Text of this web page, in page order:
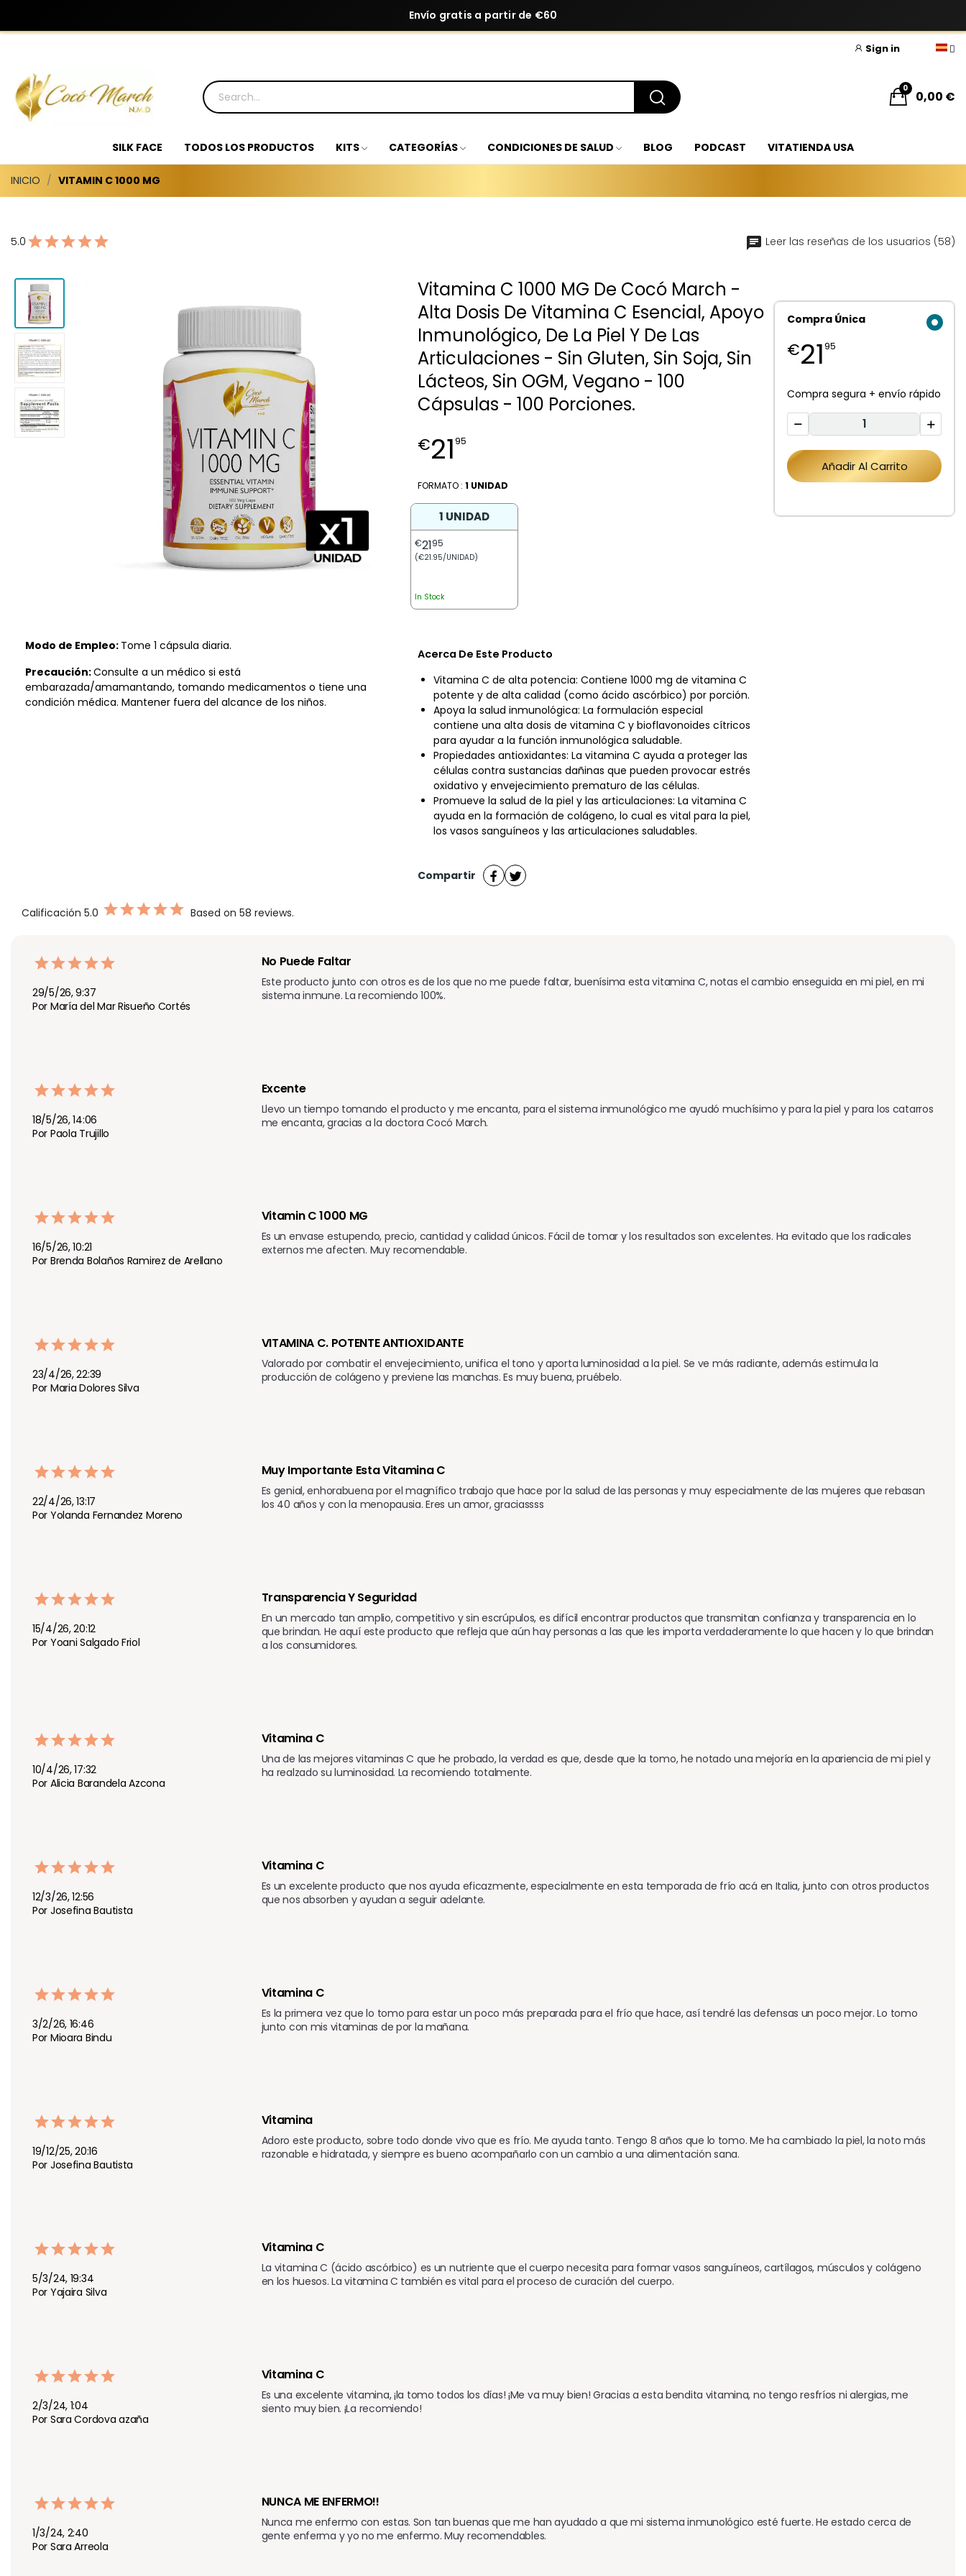
Envío gratis a partir de €60
Sign in
0,00 €
0
SILK FACE TODOS LOS PRODUCTOS KITS CATEGORÍAS CONDICIONES DE SALUD BLOG PODCAST VITATIENDA USA
INICIO VITAMIN C 1000 MG
5.0 Leer las reseñas de los usuarios (58)
Modo de Empleo: Tome 1 cápsula diaria.
Precaución:Consulte a un médico si está
embarazada/amamantando, tomando medicamentos o tiene una
condición médica. Mantener fuera del alcance de los niños.
Vitamina C 1000 MG De Cocó March -
Alta Dosis De Vitamina C Esencial, Apoyo
Inmunológico, De La Piel Y De Las
Articulaciones - Sin Gluten, Sin Soja, Sin
Lácteos, Sin OGM, Vegano - 100
Cápsulas - 100 Porciones.
€2195
FORMATO : 1 UNIDAD
1 UNIDAD
€2195
(€21.95/UNIDAD)
In Stock
Acerca De Este Producto
Vitamina C de alta potencia: Contiene 1000 mg de vitamina C
potente y de alta calidad (como ácido ascórbico) por porción.
Apoya la salud inmunológica: La formulación especial
contiene una alta dosis de vitamina C y bioflavonoides cítricos
para ayudar a la función inmunológica saludable.
Propiedades antioxidantes: La vitamina C ayuda a proteger las
células contra sustancias dañinas que pueden provocar estrés
oxidativo y envejecimiento prematuro de las células.
Promueve la salud de la piel y las articulaciones: La vitamina C
ayuda en la formación de colágeno, lo cual es vital para la piel,
los vasos sanguíneos y las articulaciones saludables.
Compra Única
€2195
Compra segura + envío rápido
Añadir Al Carrito
Compartir
Calificación 5.0 Based on 58 reviews.
29/5/26, 9:37
Por María del Mar Risueño Cortés
No Puede Faltar
Este producto junto con otros es de los que no me puede faltar, buenísima esta vitamina C, notas el cambio enseguida en mi piel, en mi
sistema inmune. La recomiendo 100%.
18/5/26, 14:06
Por Paola Trujillo
Excente
Llevo un tiempo tomando el producto y me encanta, para el sistema inmunológico me ayudó muchísimo y para la piel y para los catarros
me encanta, gracias a la doctora Cocó March.
16/5/26, 10:21
Por Brenda Bolaños Ramirez de Arellano
Vitamin C 1000 MG
Es un envase estupendo, precio, cantidad y calidad únicos. Fácil de tomar y los resultados son excelentes. Ha evitado que los radicales
externos me afecten. Muy recomendable.
23/4/26, 22:39
Por Maria Dolores Silva
VITAMINA C. POTENTE ANTIOXIDANTE
Valorado por combatir el envejecimiento, unifica el tono y aporta luminosidad a la piel. Se ve más radiante, además estimula la
producción de colágeno y previene las manchas. Es muy buena, pruébelo.
22/4/26, 13:17
Por Yolanda Fernandez Moreno
Muy Importante Esta Vitamina C
Es genial, enhorabuena por el magnífico trabajo que hace por la salud de las personas y muy especialmente de las mujeres que rebasan
los 40 años y con la menopausia. Eres un amor, graciassss
15/4/26, 20:12
Por Yoani Salgado Friol
Transparencia Y Seguridad
En un mercado tan amplio, competitivo y sin escrúpulos, es difícil encontrar productos que transmitan confianza y transparencia en lo
que brindan. He aquí este producto que refleja que aún hay personas a las que les importa verdaderamente lo que hacen y lo que brindan
a los consumidores.
10/4/26, 17:32
Por Alicia Barandela Azcona
Vitamina C
Una de las mejores vitaminas C que he probado, la verdad es que, desde que la tomo, he notado una mejoría en la apariencia de mi piel y
ha realzado su luminosidad. La recomiendo totalmente.
12/3/26, 12:56
Por Josefina Bautista
Vitamina C
Es un excelente producto que nos ayuda eficazmente, especialmente en esta temporada de frío acá en Italia, junto con otros productos
que nos absorben y ayudan a seguir adelante.
3/2/26, 16:46
Por Mioara Bindu
Vitamina C
Es la primera vez que lo tomo para estar un poco más preparada para el frío que hace, así tendré las defensas un poco mejor. Lo tomo
junto con mis vitaminas de por la mañana.
19/12/25, 20:16
Por Josefina Bautista
Vitamina
Adoro este producto, sobre todo donde vivo que es frío. Me ayuda tanto. Tengo 8 años que lo tomo. Me ha cambiado la piel, la noto más
razonable e hidratada, y siempre es bueno acompañarlo con un cambio a una alimentación sana.
5/3/24, 19:34
Por Yajaira Silva
Vitamina C
La vitamina C (ácido ascórbico) es un nutriente que el cuerpo necesita para formar vasos sanguíneos, cartílagos, músculos y colágeno
en los huesos. La vitamina C también es vital para el proceso de curación del cuerpo.
2/3/24, 1:04
Por Sara Cordova azaña
Vitamina C
Es una excelente vitamina, ¡la tomo todos los días! ¡Me va muy bien! Gracias a esta bendita vitamina, no tengo resfríos ni alergias, me
siento muy bien. ¡La recomiendo!
1/3/24, 2:40
Por Sara Arreola
NUNCA ME ENFERMO!!
Nunca me enfermo con estas. Son tan buenas que me han ayudado a que mi sistema inmunológico esté fuerte. He estado cerca de
gente enferma y yo no me enfermo. Muy recomendables.